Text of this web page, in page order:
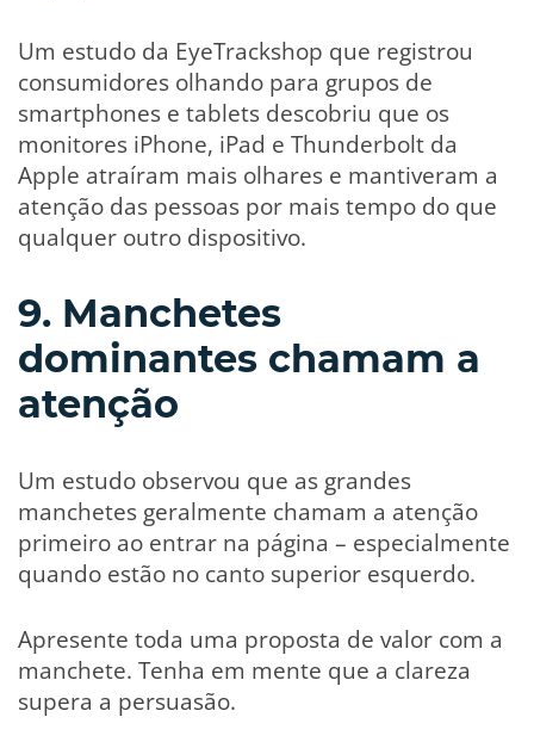
Um estudo da EyeTrackshop que registrou
consumidores olhando para grupos de
smartphones e tablets descobriu que os
monitores iPhone, iPad e Thunderbolt da
Apple atraíram mais olhares e mantiveram a
atenção das pessoas por mais tempo do que
qualquer outro dispositivo.
9. Manchetes
dominantes chamam a
atenção
Um estudo observou que as grandes
manchetes geralmente chamam a atenção
primeiro ao entrar na página – especialmente
quando estão no canto superior esquerdo.
Apresente toda uma proposta de valor com a
manchete. Tenha em mente que a clareza
supera a persuasão.